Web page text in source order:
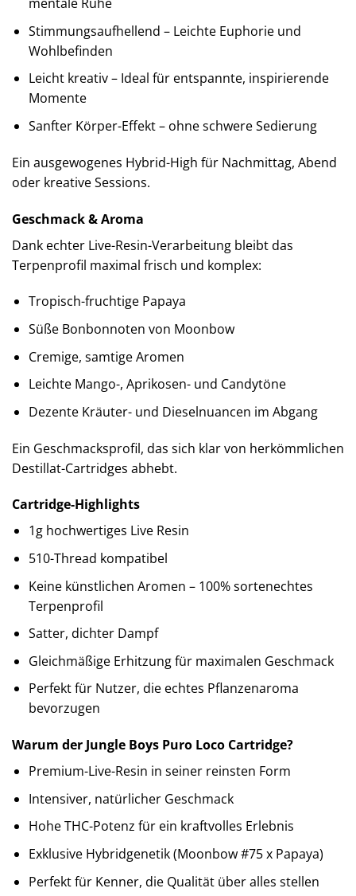
Stimmungsaufhellend – Leichte Euphorie und
Wohlbefinden
Leicht kreativ – Ideal für entspannte, inspirierende
Momente
Sanfter Körper-Effekt – ohne schwere Sedierung
Ein ausgewogenes Hybrid-High für Nachmittag, Abend
oder kreative Sessions.
Geschmack & Aroma
Dank echter Live-Resin-Verarbeitung bleibt das
Terpenprofil maximal frisch und komplex:
Tropisch-fruchtige Papaya
Süße Bonbonnoten von Moonbow
Cremige, samtige Aromen
Leichte Mango-, Aprikosen- und Candytöne
Dezente Kräuter- und Dieselnuancen im Abgang
Ein Geschmacksprofil, das sich klar von herkömmlichen
Destillat-Cartridges abhebt.
Cartridge-Highlights
1g hochwertiges Live Resin
510-Thread kompatibel
Keine künstlichen Aromen – 100% sortenechtes
Terpenprofil
Satter, dichter Dampf
Gleichmäßige Erhitzung für maximalen Geschmack
Perfekt für Nutzer, die echtes Pflanzenaroma
bevorzugen
Warum der Jungle Boys Puro Loco Cartridge?
Premium-Live-Resin in seiner reinsten Form
Intensiver, natürlicher Geschmack
Hohe THC-Potenz für ein kraftvolles Erlebnis
Exklusive Hybridgenetik (Moonbow #75 x Papaya)
Perfekt für Kenner, die Qualität über alles stellen